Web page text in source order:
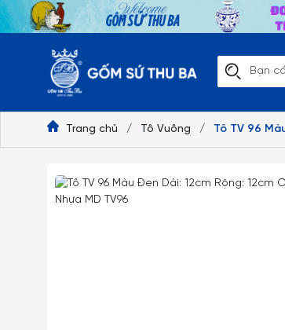
Trang chủ / Tô Vuông / Tô TV 96